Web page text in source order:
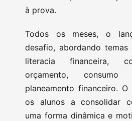
à prova.
Todos os meses, o
desafio, abordando temas
literacia financeira,
orçamento, consumo
planeamento financeiro.
os alunos a consolidar
uma forma dinâmica e